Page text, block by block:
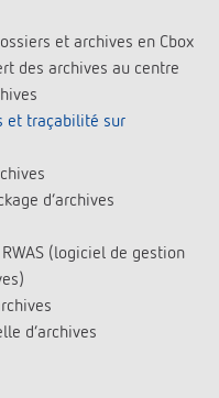
et archives en Cbox
des archives au centre
et traçabilité sur
d’archives
(logiciel de gestion
d’archives